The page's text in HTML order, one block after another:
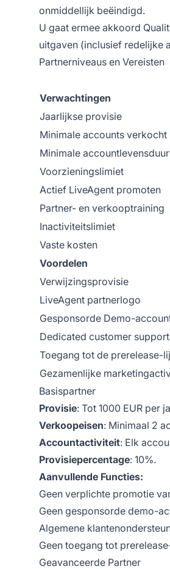
onmiddellijk beëindigd.
U gaat ermee akkoord
uitgaven (inclusief redelijke
Partnerniveaus en Vereisten
Verwachtingen
Jaarlijkse provisie
Minimale accounts verkocht
Minimale
Voorzieningslimiet
Actief LiveAgent promoten
Partner- en verkooptraining
Inactiviteitslimiet
Vaste kosten
Voordelen
Verwijzingsprovisie
LiveAgent partnerlogo
Gesponsorde Demo-
Dedicated customer
Toegang tot de prerelease-
Gezamenlijke
Basispartner
Provisie: Tot 1000 EUR per
Verkoopeisen: Minimaal 2
Accountactiviteit: Elk
Provisiepercentage: 10%.
Aanvullende Functies:
Geen verplichte promotie
Geen gesponsorde demo-
Algemene
Geen toegang tot
Geavanceerde Partner